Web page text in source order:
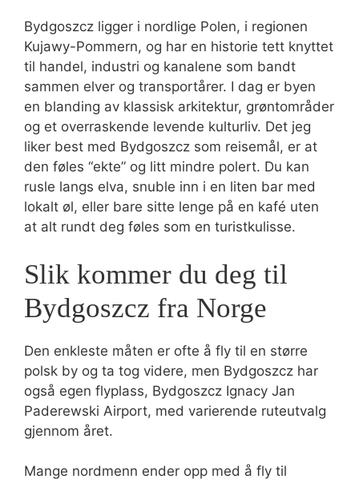
Bydgoszcz ligger i nordlige Polen, i regionen
Kujawy-Pommern, og har en historie tett knyttet
til handel, industri og kanalene som bandt
sammen elver og transportårer. I dag er byen
en blanding av klassisk arkitektur, grøntområder
og et overraskende levende kulturliv. Det jeg
liker best med Bydgoszcz som reisemål, er at
den føles “ekte” og litt mindre polert. Du kan
rusle langs elva, snuble inn i en liten bar med
lokalt øl, eller bare sitte lenge på en kafé uten
at alt rundt deg føles som en turistkulisse.
Slik kommer du deg til
Bydgoszcz fra Norge
Den enkleste måten er ofte å fly til en større
polsk by og ta tog videre, men Bydgoszcz har
også egen flyplass, Bydgoszcz Ignacy Jan
Paderewski Airport, med varierende ruteutvalg
gjennom året.
Mange nordmenn ender opp med å fly til